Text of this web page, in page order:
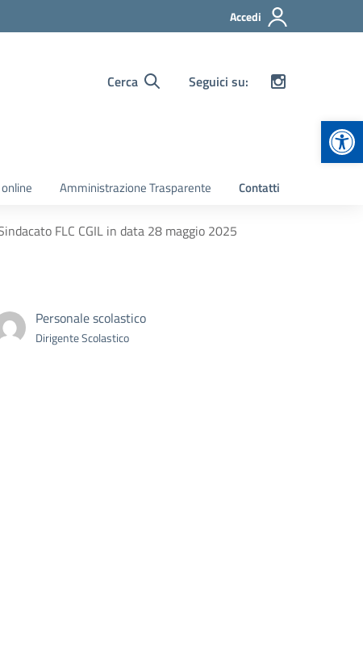
Accedi
Cerca Seguici su:
Amministrazione Trasparente Contatti
FLC CGIL in data 28 maggio 2025
Personale scolastico
Dirigente Scolastico